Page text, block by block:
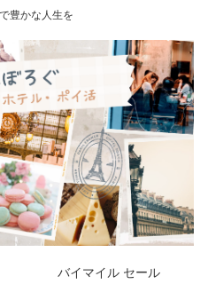
豊かな人生を
バイマイル セール